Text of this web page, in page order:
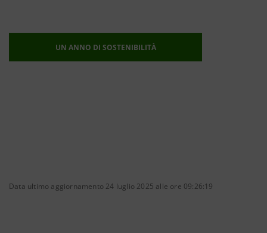
UN ANNO DI SOSTENIBILITÀ
Data ultimo aggiornamento 24 luglio 2025 alle ore 09:26:19